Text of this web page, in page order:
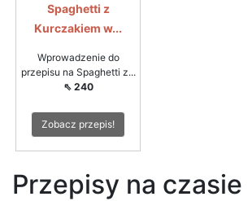
Spaghetti z
Kurczakiem w...
Wprowadzenie do
przepisu na Spaghetti z...
⇖ 240
Zobacz przepis!
Przepisy na czasie